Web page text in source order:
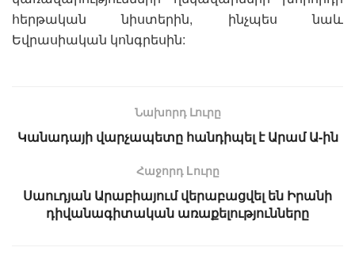
հերթական նիստերին, ինչպես նաև
Եվրասիական կոնգրեսին:
Նախորդ Լուրը
Կանադայի վարչապետը հանդիպել է Արամ Ա-ին
Հաջորդ Lուրը
Սաուդյան Արաբիայում վերաբացվել են Իրանի
դիվանագիտական առաքելությունները